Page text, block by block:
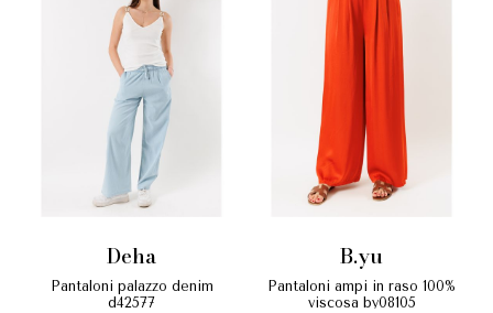
deha
pantaloni palazzo denim
d42577
b.yu
pantaloni ampi in raso 100%
viscosa by08105